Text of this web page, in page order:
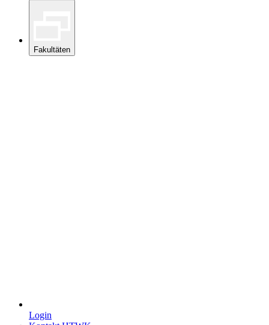
Fakultäten
Login